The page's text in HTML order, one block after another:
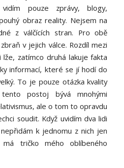
pouze zprávy, blogy,
obraz reality. Nejsem na
z válčících stran. Pro obě
v jejich válce. Rozdíl mezi
zatímco druhá lakuje fakta
informací, které se jí hodí do
To je pouze otázka kvality
tento postoj bývá mnohými
ale o tom to opravdu
soudit. Když uvidím dva lidi
k jednomu z nich jen
tričko mého oblíbeného